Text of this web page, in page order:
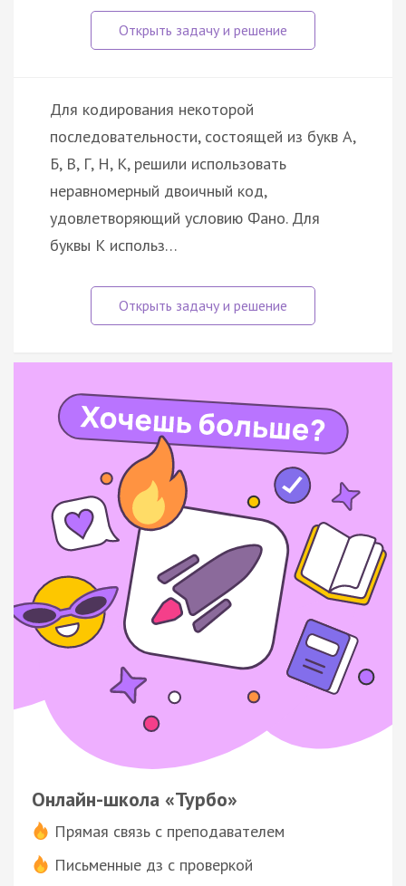
Для кодирования некоторой
последовательности, состоящей из букв А,
Б, В, Г, Н, К, решили использовать
неравномерный двоичный код,
удовлетворяющий условию Фано. Для
буквы К использ…
Онлайн-школа «Турбо»
Прямая связь с преподавателем
Письменные дз с проверкой